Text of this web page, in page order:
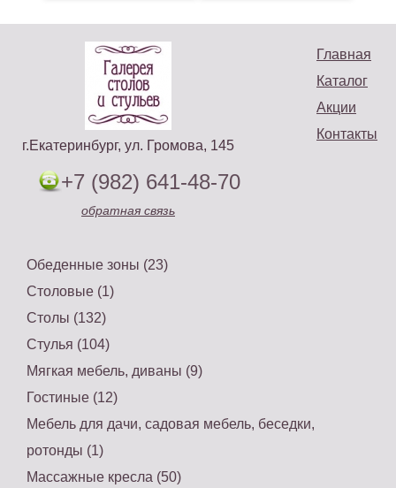
Главная
Каталог
Акции
Контакты
г.Екатеринбург, ул. Громова, 145
+7 (982) 641-48-70
обратная связь
Обеденные зоны (23)
Столовые (1)
Столы (132)
Стулья (104)
Мягкая мебель, диваны (9)
Гостиные (12)
Мебель для дачи, садовая мебель, беседки,
ротонды (1)
Массажные кресла (50)